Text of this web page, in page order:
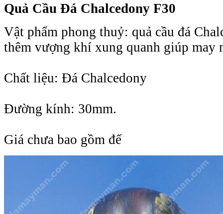
Quả Cầu Đá Chalcedony F30
Vật phẩm phong thuỷ: quả cầu đá
thêm vượng khí xung quanh giúp may
Chất liệu: Đá Chalcedony
Đường kính: 30mm.
Giá chưa bao gồm đế